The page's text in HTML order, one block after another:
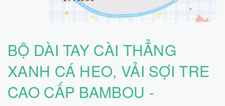
BỘ DÀI TAY CÀI THẲNG
XANH CÁ HEO, VẢI SỢI TRE
CAO CẤP BAMBOU -